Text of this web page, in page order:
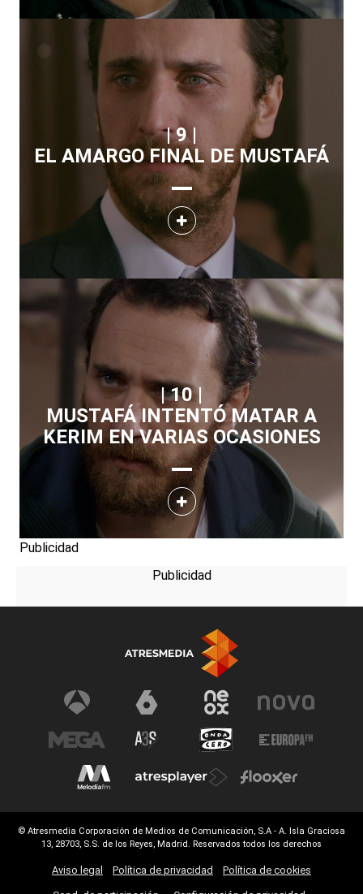
| 9 |
EL AMARGO FINAL DE MUSTAFÁ
| 10 |
MUSTAFÁ INTENTÓ MATAR A
KERIM EN VARIAS OCASIONES
Publicidad
© Atresmedia Corporación de Medios de Comunicación, S.A - A. Isla Graciosa
13, 28703, S.S. de los Reyes, Madrid. Reservados todos los derechos
Aviso legal Política de privacidad Política de cookies